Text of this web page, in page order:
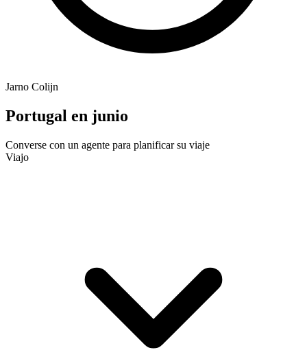
Jarno Colijn
Portugal en junio
Converse con un agente para planificar su viaje
Viajo